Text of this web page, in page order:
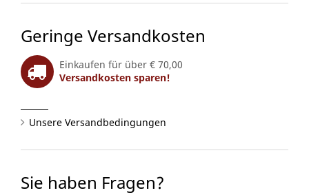
Geringe Versandkosten
Einkaufen für über € 70,00
Versandkosten sparen!
Unsere Versandbedingungen
Sie haben Fragen?